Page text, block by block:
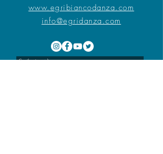
www.egribiancodanza.com
info@egridanza.com